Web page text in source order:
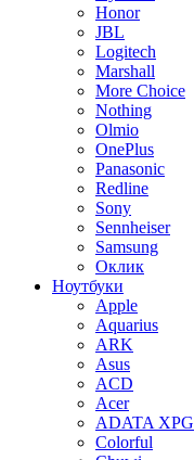
Honor
JBL
Logitech
Marshall
More Choice
Nothing
Olmio
OnePlus
Panasonic
Redline
Sony
Sennheiser
Samsung
Оклик
Ноутбуки
Apple
Aquarius
ARK
Asus
ACD
Acer
ADATA XPG
Colorful